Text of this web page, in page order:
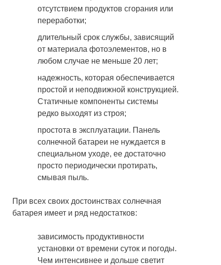
отсутствием продуктов сгорания или
переработки;
длительный срок службы, зависящий
от материала фотоэлементов, но в
любом случае не меньше 20 лет;
надежность, которая обеспечивается
простой и неподвижной конструкцией.
Статичные компоненты системы
редко выходят из строя;
простота в эксплуатации. Панель
солнечной батареи не нуждается в
специальном уходе, ее достаточно
просто периодически протирать,
смывая пыль.
При всех своих достоинствах солнечная
батарея имеет и ряд недостатков:
зависимость продуктивности
установки от времени суток и погоды.
Чем интенсивнее и дольше светит